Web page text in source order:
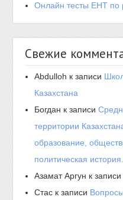
Онлайн тесты ЕНТ по
Свежие
Abdulloh к записи
Казахстана
Богдан к записи
территории
образование,
политическая
Азамат Аргун к записи
Стас к записи